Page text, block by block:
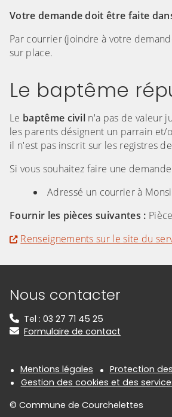
Votre demande doit être faite
Par courrier (joindre à votre
sur place.
Le baptême
Le baptême civil n'a pas de valeur
les parents désignent un parrain
il n'est pas inscrit sur les registres
Si vous souhaitez faire une
Adressé un courrier à
Fournir les pièces suivantes :
Renseignements sur le site du
Informations de
Nous contacter
Tel : 03 27 71 45 25
Formulaire de contact
Informations
Mentions légales
Protection
Gestion des cookies et des
© Commune de Courchelettes